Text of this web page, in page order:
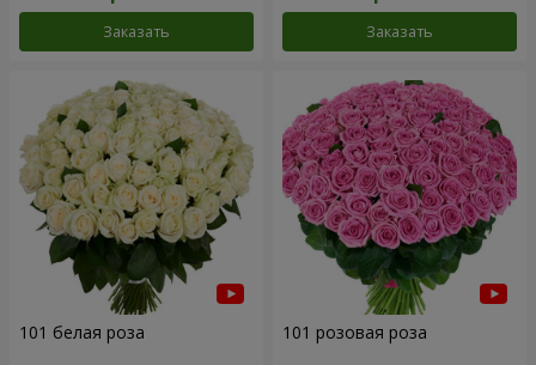
Заказать Заказать
101 белая роза 101 розовая роза